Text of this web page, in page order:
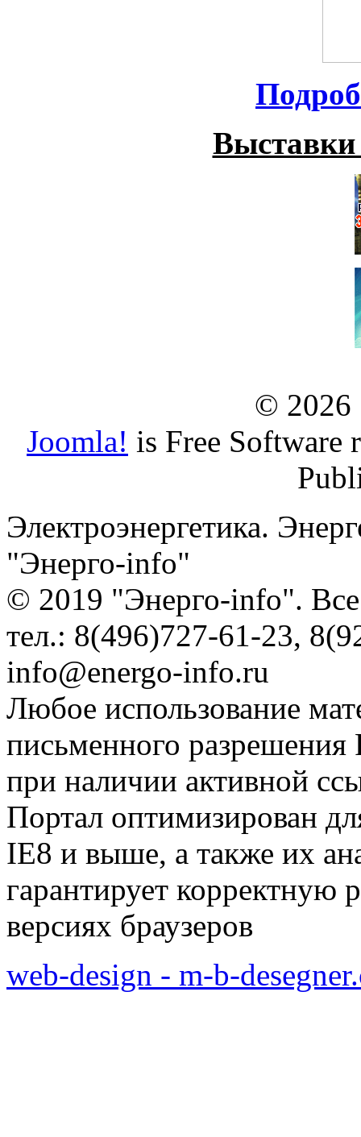
© 2026
Joomla! is Free Software
Электроэнергетика.
"Энерго-info"
© 2019 "Энерго-info".
тел.: 8(496)727-61-23,
info@energo-info.ru
Любое использование
письменного разрешения
при наличии активной
Портал оптимизирован
IE8 и выше, а также их
гарантирует корректную
версиях браузеров
web-design - m-b-